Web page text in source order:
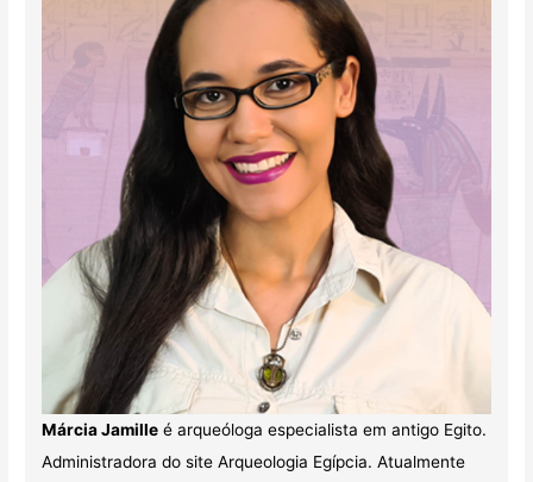
Márcia Jamilleé arqueóloga especialista em antigo Egito.
Administradora do site Arqueologia Egípcia. Atualmente